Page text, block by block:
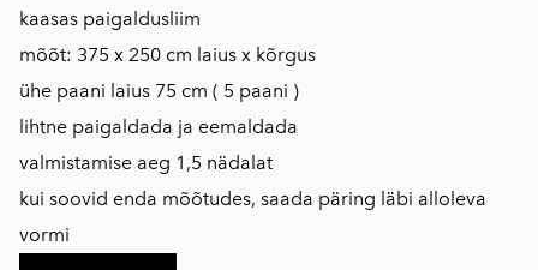
kaasas paigaldusliim
mõõt: 375 x 250 cm laius x kõrgus
ühe paani laius 75 cm ( 5 paani )
lihtne paigaldada ja eemaldada
valmistamise aeg 1,5 nädalat
kui soovid enda mõõtudes, saada päring läbi alloleva
vormi